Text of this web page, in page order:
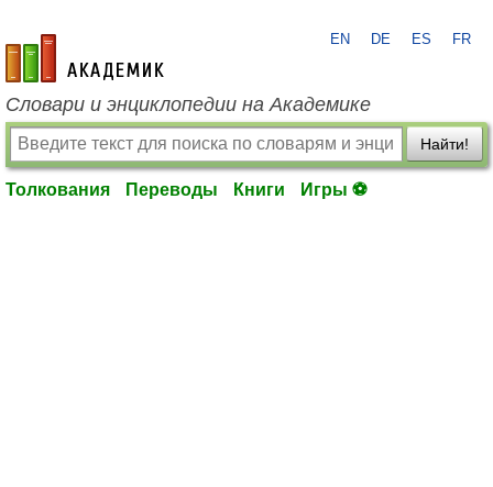
academic.ru
EN DE ES FR
Словари и энциклопедии на Академике
Найти!
Толкования Переводы Книги Игры ⚽